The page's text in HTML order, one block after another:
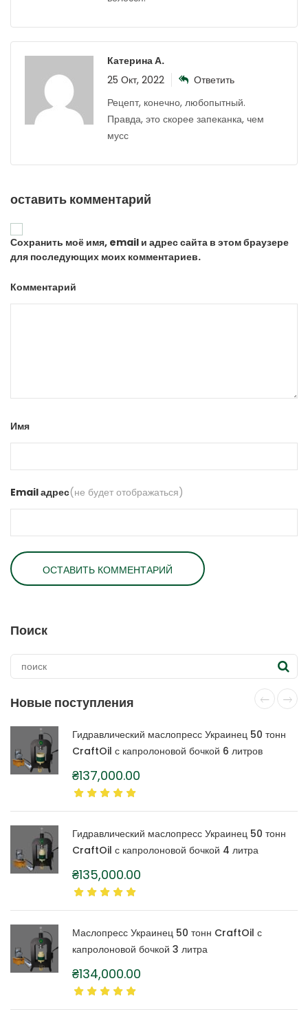
Катерина А.
25 Окт, 2022
Ответить
Рецепт, конечно, любопытный.
Правда, это скорее запеканка, чем
мусс
оставить комментарий
Сохранить моё имя, email и адрес сайта в этом браузере
для последующих моих комментариев.
Комментарий
Имя
Email адрес(не будет отображаться)
Поиск
Новые поступления
Гидравлический маслопресс Украинец 50 тонн
CraftOil с капролоновой бочкой 6 литров
₴137,000.00
Гидравлический маслопресс Украинец 50 тонн
CraftOil с капролоновой бочкой 4 литра
₴135,000.00
Маслопресс Украинец 50 тонн CraftOil с
капролоновой бочкой 3 литра
₴134,000.00